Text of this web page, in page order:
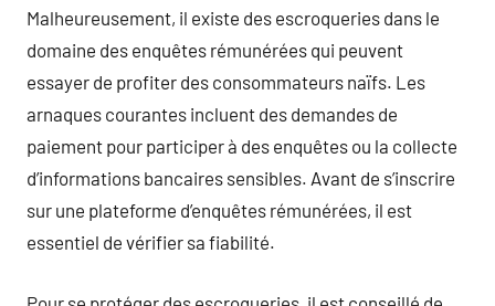
Malheureusement, il existe des escroqueries dans le
domaine des enquêtes rémunérées qui peuvent
essayer de profiter des consommateurs naïfs. Les
arnaques courantes incluent des demandes de
paiement pour participer à des enquêtes ou la collecte
d’informations bancaires sensibles. Avant de s’inscrire
sur une plateforme d’enquêtes rémunérées, il est
essentiel de vérifier sa fiabilité.